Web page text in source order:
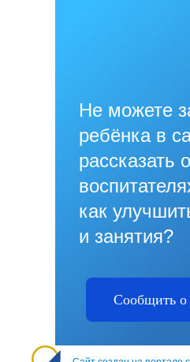
Не можете
ребёнка в
рассказать о
как
и занятия?
Сообщить о